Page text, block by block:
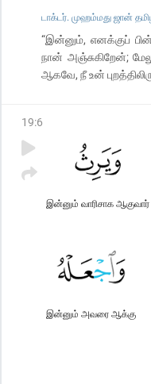
டாக்டர். முஹம்மது ஜான்
“இன்னும், எனக்குப்
நான் அஞ்சுகிறேன்;
ஆகவே, நீ உன்
19:6
இன்னும் வாரிசாக ஆகுவார்
இன்னும் அவரை ஆக்கு